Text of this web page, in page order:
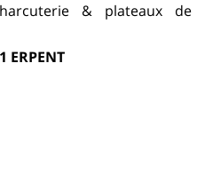
& plateaux de
ERPENT